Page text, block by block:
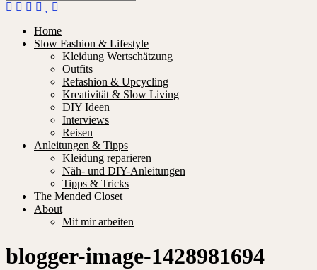
Home
Slow Fashion & Lifestyle
Kleidung Wertschätzung
Outfits
Refashion & Upcycling
Kreativität & Slow Living
DIY Ideen
Interviews
Reisen
Anleitungen & Tipps
Kleidung reparieren
Näh- und DIY-Anleitungen
Tipps & Tricks
The Mended Closet
About
Mit mir arbeiten
blogger-image-1428981694